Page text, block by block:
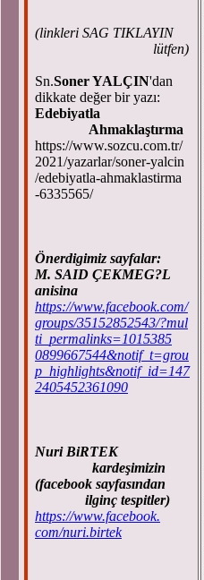
(linkleri SAG TIKLAYIN
lütfen)
Sn.Soner YALÇIN'dan
dikkate değer bir yazı:
Edebiyatla
Ahmaklaştırma
https://www.sozcu.com.tr/
2021/yazarlar/soner-yalcin
/edebiyatla-ahmaklastirma
-6335565/
Önerdigimiz sayfalar:
M. SAID ÇEKMEG?L
anisina
https://www.facebook.com/
groups/35152852543/?mul
ti_permalinks=1015385
0899667544&notif_t=grou
p_highlights&notif_id=147
2405452361090
Nuri BiRTEK
kardeşimizin
(facebook sayfasından
ilginç tespitler)
https://www.facebook.
com/nuri.birtek